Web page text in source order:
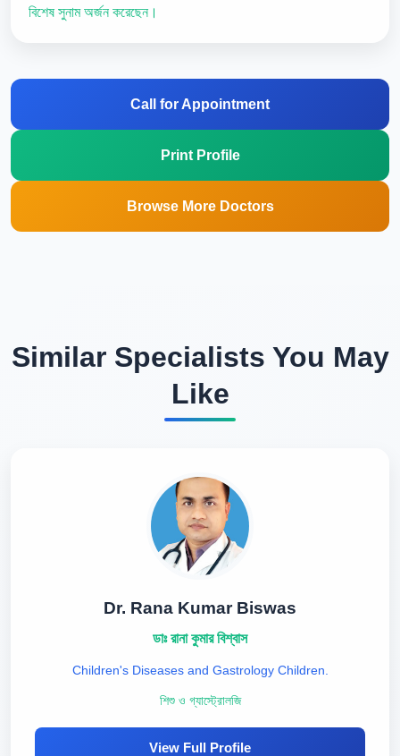
বিশেষ সুনাম অর্জন করেছেন।
Call for Appointment
Print Profile
Browse More Doctors
Similar Specialists You May
Like
Dr. Rana Kumar Biswas
ডাঃ রানা কুমার বিশ্বাস
Children's Diseases and Gastrology Children.
শিশু ও গ্যাস্ট্রোলজি
View Full Profile